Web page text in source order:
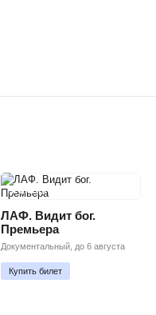
ПРЕМЬЕРА
ЛАФ. Видит бог.
Премьера
Документальный, до 6 августа
Купить билет